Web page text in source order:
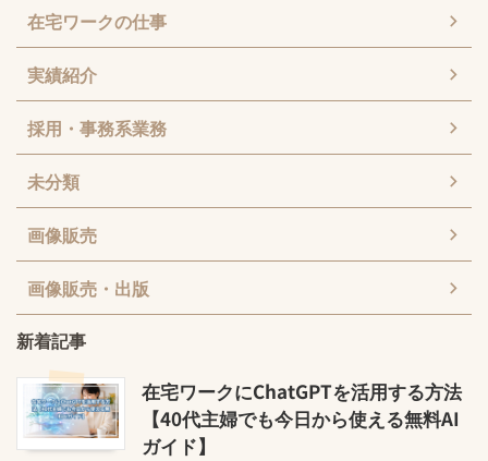
在宅ワークの仕事
実績紹介
採用・事務系業務
未分類
画像販売
画像販売・出版
新着記事
在宅ワークにChatGPTを活用する方法
【40代主婦でも今日から使える無料AI
ガイド】